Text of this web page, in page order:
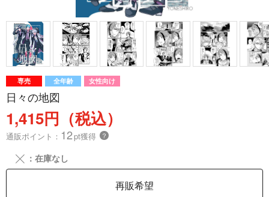
専売 全年齢 女性向け
日々の地図
1,415円（税込）
通販ポイント： 12pt獲得 ？
╳ ：在庫なし
再販希望